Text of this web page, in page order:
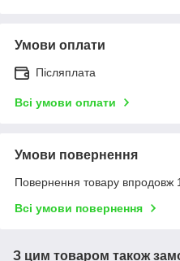
Умови оплати
Післяплата
Всі умови оплати
Умови повернення
Повернення товару впродовж
Всі умови повернення
З цим товаром також